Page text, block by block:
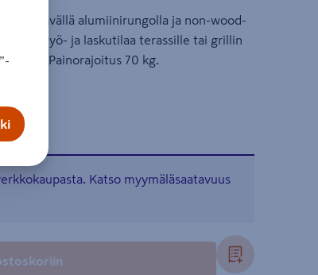
ja kestävällä alumiinirungolla ja non-wood-
työ- ja laskutilaa terassille tai grillin
91 cm. Painorajoitus 70 kg.
Katso myymäläsaatavuus